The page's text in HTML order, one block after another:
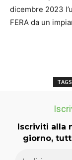
dicembre 2023
FERA da un
TAGS
Iscriviti alla
giorno,